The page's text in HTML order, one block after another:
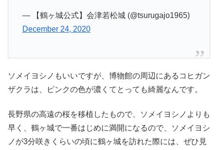
— 【鶴ヶ城公式】会津若松城 (@tsurugajo1965)
December 24, 2020
ソメイヨシノもいいですが、博物館の周辺にあるコヒガン
ザクラは、ピンクの色が濃くてとっても綺麗なんです。
長野県の高遠の桜を移植したもので、ソメイヨシノよりも
早く、鶴ヶ城で一番はじめに満開になるので、ソメイヨシ
ノが3分咲きくらいの頃に鶴ヶ城を訪れた際には、ぜひ見